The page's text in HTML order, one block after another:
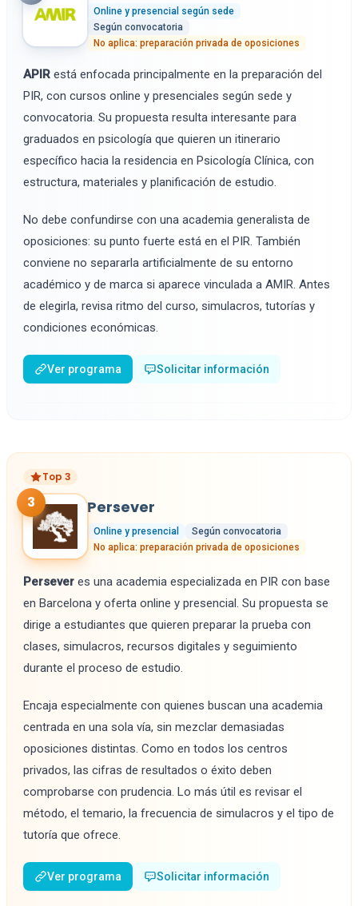
Online y presencial según sede
Según convocatoria
No aplica: preparación privada de oposiciones
APIR está enfocada principalmente en la preparación del
PIR, con cursos online y presenciales según sede y
convocatoria. Su propuesta resulta interesante para
graduados en psicología que quieren un itinerario
específico hacia la residencia en Psicología Clínica, con
estructura, materiales y planificación de estudio.
No debe confundirse con una academia generalista de
oposiciones: su punto fuerte está en el PIR. También
conviene no separarla artificialmente de su entorno
académico y de marca si aparece vinculada a AMIR. Antes
de elegirla, revisa ritmo del curso, simulacros, tutorías y
condiciones económicas.
Ver programa Solicitar información
Top 3
3 Persever
Online y presencial
Según convocatoria
No aplica: preparación privada de oposiciones
Persever es una academia especializada en PIR con base
en Barcelona y oferta online y presencial. Su propuesta se
dirige a estudiantes que quieren preparar la prueba con
clases, simulacros, recursos digitales y seguimiento
durante el proceso de estudio.
Encaja especialmente con quienes buscan una academia
centrada en una sola vía, sin mezclar demasiadas
oposiciones distintas. Como en todos los centros
privados, las cifras de resultados o éxito deben
comprobarse con prudencia. Lo más útil es revisar el
método, el temario, la frecuencia de simulacros y el tipo de
tutoría que ofrece.
Ver programa Solicitar información